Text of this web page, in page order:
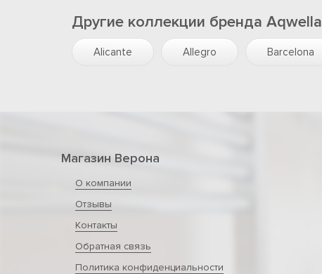
Другие коллекции бренда Aqwella
Alicante Allegro Barcelona
Магазин Верона
О компании
Отзывы
Контакты
Обратная связь
Политика конфиденциальности